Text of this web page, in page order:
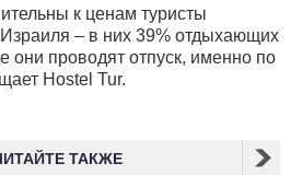
к ценам туристы
– в них 39% отдыхающих
они проводят отпуск, именно по
Hostel Tur.
ТАКЖЕ